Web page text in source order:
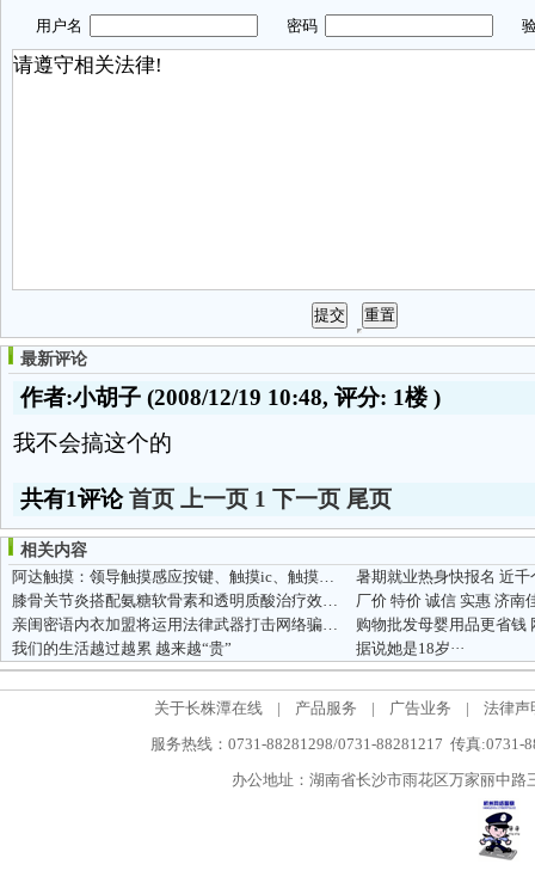
用户名 密码 验
最新评论
作者:小胡子 (2008/12/19 10:48, 评分: 1楼)
我不会搞这个的
共有1评论首页 上一页 1 下一页 尾页
相关内容
阿达触摸：领导触摸感应按键、触摸ic、触摸开关的触摸市场舞台
膝骨关节炎搭配氨糖软骨素和透明质酸治疗效果好
亲闺密语内衣加盟将运用法律武器打击网络骗子诋毁
我们的生活越过越累 越来越“贵”
据说她是18岁···
关于长株潭在线 | 产品服务 | 广告业务 |
法律声
服务热线：0731-88281298/0731-88281217 传真:0731-
办公地址：湖南省长沙市雨花区万家丽中